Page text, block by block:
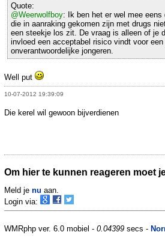
Quote:
@Weerwolfboy: Ik ben het er wel mee eens
die in aanraking gekomen zijn met drugs
een steekje los zit. De vraag is alleen of je
invloed een acceptabel risico vindt voor een
onverantwoordelijke jongeren.
Well put
10-07-2012 19:39:09
Die kerel wil gewoon bijverdienen
Om hier te kunnen reageren moet
Meld je nu aan.
Login via:
WMRphp ver. 6.0 mobiel - 0.04399 secs -